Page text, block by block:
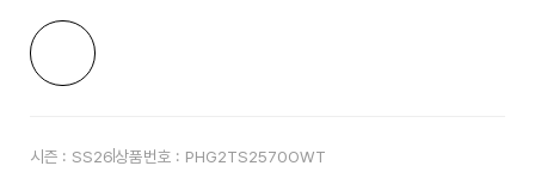
시즌 : SS26상품번호 : PHG2TS2570OWT